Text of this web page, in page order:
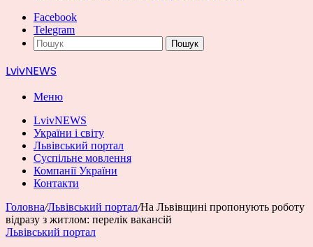
Facebook
Telegram
Пошук
LvivNEWS
Меню
LvivNEWS
України і світу
Львівський портал
Суспільне мовлення
Компанії України
Контакти
Головна/Львівський портал/На Львівщині пропонують роботу
відразу з житлом: перелік вакансій
Львівський портал